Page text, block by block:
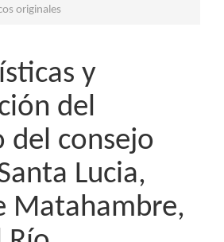
originales
y
del
del consejo
Lucia,
Matahambre,